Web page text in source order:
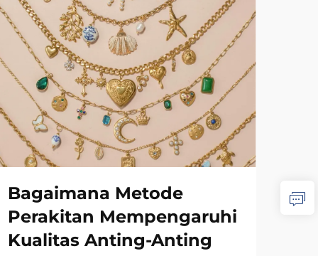
Bagaimana Metode
Perakitan Mempengaruhi
Kualitas Anting-Anting